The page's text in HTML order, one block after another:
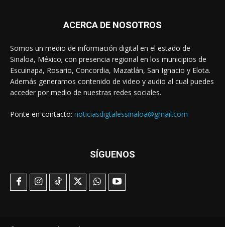
ACERCA DE NOSOTROS
Somos un medio de información digital en el estado de
Sinaloa, México; con presencia regional en los municipios de
Escuinapa, Rosario, Concordia, Mazatlán, San Ignacio y Elota.
Además generamos contenido de video y audio al cual puedes
acceder por medio de nuestras redes sociales.
Ponte en contacto: noticiasdigtalessinaloa@gmail.com
SÍGUENOS